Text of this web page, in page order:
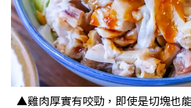
▲雞肉厚實有咬勁，即使是切塊也